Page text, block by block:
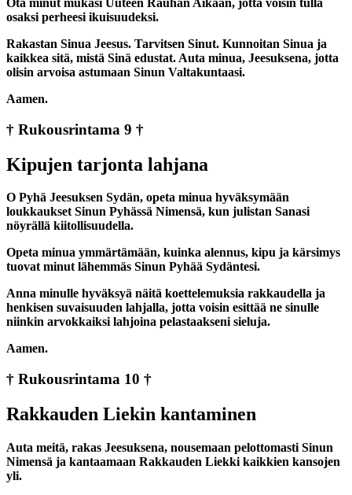
Ota minut mukasi Uuteen Rauhan Aikaan, jotta voisin tulla
osaksi perheesi ikuisuudeksi.
Rakastan Sinua Jeesus. Tarvitsen Sinut. Kunnoitan Sinua ja
kaikkea sitä, mistä Sinä edustat. Auta minua, Jeesuksena, jotta
olisin arvoisa astumaan Sinun Valtakuntaasi.
Aamen.
† Rukousrintama 9 †
Kipujen tarjonta lahjana
O Pyhä Jeesuksen Sydän, opeta minua hyväksymään
loukkaukset Sinun Pyhässä Nimensä, kun julistan Sanasi
nöyrällä kiitollisuudella.
Opeta minua ymmärtämään, kuinka alennus, kipu ja kärsimys
tuovat minut lähemmäs Sinun Pyhää Sydäntesi.
Anna minulle hyväksyä näitä koettelemuksia rakkaudella ja
henkisen suvaisuuden lahjalla, jotta voisin esittää ne sinulle
niinkin arvokkaiksi lahjoina pelastaakseni sieluja.
Aamen.
† Rukousrintama 10 †
Rakkauden Liekin kantaminen
Auta meitä, rakas Jeesuksena, nousemaan pelottomasti Sinun
Nimensä ja kantaamaan Rakkauden Liekki kaikkien kansojen
yli.